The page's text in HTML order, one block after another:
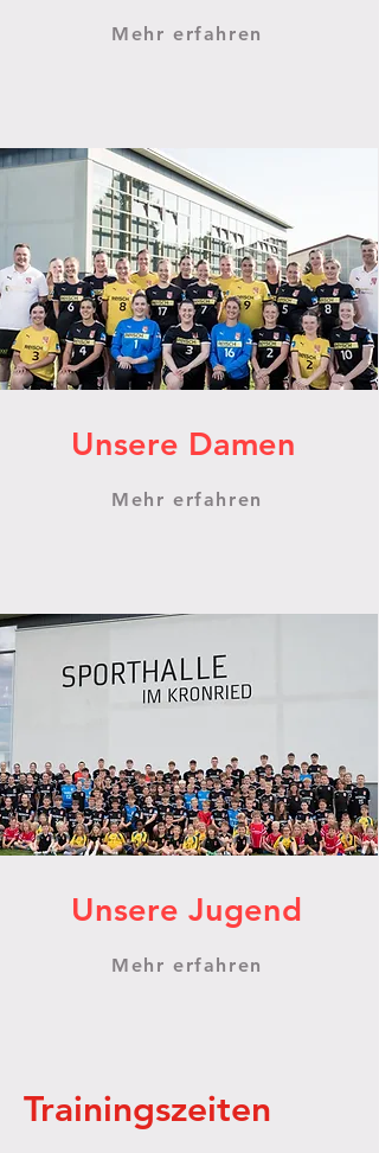
Mehr erfahren
Unsere Damen
Mehr erfahren
Unsere Jugend
Mehr erfahren
Trainingszeiten